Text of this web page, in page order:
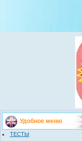
Удобное меню
ТЕСТЫ